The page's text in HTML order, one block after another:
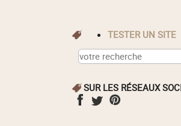
TESTER UN SITE
SUR LES RÉSEAUX